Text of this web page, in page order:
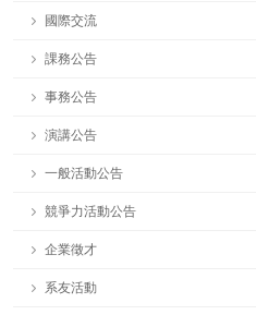
國際交流
課務公告
事務公告
演講公告
一般活動公告
競爭力活動公告
企業徵才
系友活動